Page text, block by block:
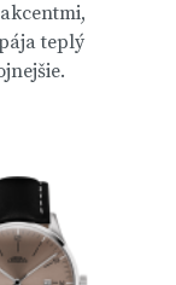
teplý